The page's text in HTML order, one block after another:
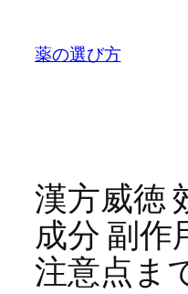
薬の選び方
漢方威徳
成分 副作
注意点ま